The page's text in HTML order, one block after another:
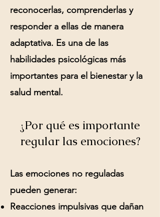
reconocerlas, comprenderlas y
responder a ellas de manera
adaptativa. Es una de las
habilidades psicológicas más
importantes para el bienestar y la
salud mental.
¿Por qué es importante
regular las emociones?
Las emociones no reguladas
pueden generar:
Reacciones impulsivas que dañan